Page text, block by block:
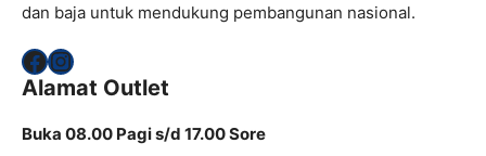
dan baja untuk mendukung pembangunan nasional.
Facebook
Instagram
Alamat Outlet
Buka 08.00 Pagi s/d 17.00 Sore